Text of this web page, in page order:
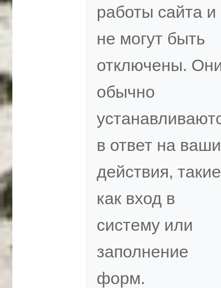
работы сайта и
не могут быть
отключены.
обычно
в ответ на ваши
действия, такие
как вход в
систему или
заполнение
форм.